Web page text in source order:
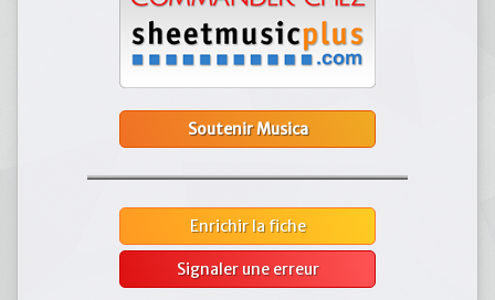
Soutenir Musica
Enrichir la fiche
Signaler une erreur